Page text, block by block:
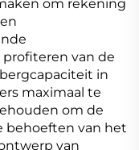
om rekening
profiteren van de
in
maximaal te
om de
behoeften van het
van